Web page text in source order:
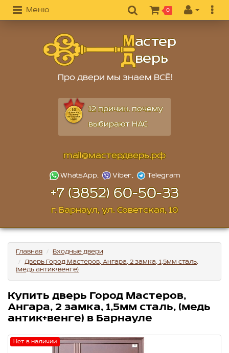
Меню 0
Про двери мы знаем ВСЁ!
12 причин, почему
выбирают НАС
mail@мастердверь.рф
+7 (3852) 60-50-33
г. Барнаул, ул. Советская, 10
Главная
Входные двери
Дверь Город Мастеров, Ангара, 2 замка, 1,5мм сталь,
(медь антик+венге)
Купить дверь Город Мастеров,
Ангара, 2 замка, 1,5мм сталь, (медь
антик+венге) в Барнауле
Нет в наличии